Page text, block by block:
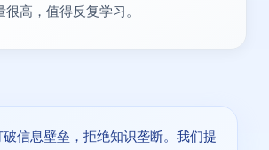
很高，值得反复学习。
信息壁垒，拒绝知识垄断。我们提